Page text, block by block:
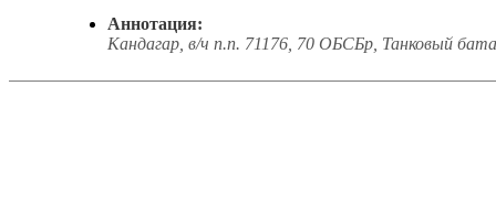
Аннотация:
Кандагар, в/ч п.п. 71176, 70 ОБСБр, Танковый